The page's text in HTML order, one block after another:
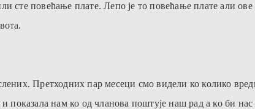
сте повећање плате. Лепо је то повећање плате али
Претходних пар месеци смо видели ко колико
нам ко од чланова поштује наш рад а ко би